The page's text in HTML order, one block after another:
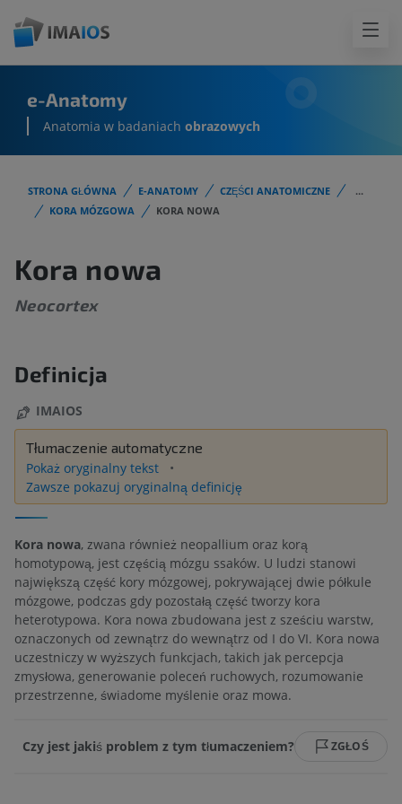
e-Anatomy
Anatomia w badaniach obrazowych
STRONA GŁÓWNA E-ANATOMY CZĘŚCI ANATOMICZNE
...
KORA MÓZGOWA
KORA NOWA
Kora nowa
Neocortex
Definicja
IMAIOS
Tłumaczenie automatyczne
Pokaż oryginalny tekst
Zawsze pokazuj oryginalną definicję
Kora nowa, zwana również neopallium oraz korą
homotypową, jest częścią mózgu ssaków. U ludzi stanowi
największą część kory mózgowej, pokrywającej dwie półkule
mózgowe, podczas gdy pozostałą część tworzy kora
heterotypowa. Kora nowa zbudowana jest z sześciu warstw,
oznaczonych od zewnątrz do wewnątrz od I do VI. Kora nowa
uczestniczy w wyższych funkcjach, takich jak percepcja
zmysłowa, generowanie poleceń ruchowych, rozumowanie
przestrzenne, świadome myślenie oraz mowa.
Czy jest jakiś problem z tym tłumaczeniem? ZGŁOŚ